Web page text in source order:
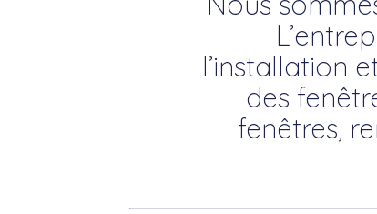
l’installation
des
fenêtres,